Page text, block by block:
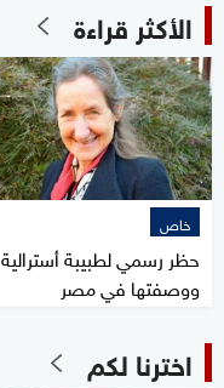
الأكثر قراءة
خاص
حظر رسمي لطبيبة أسترالية
ووصفتها في مصر
اخترنا لكم